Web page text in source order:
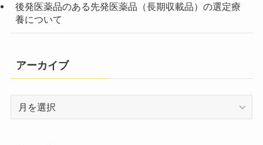
後発医薬品のある先発医薬品（長期収載品）の選定療
養について
アーカイブ